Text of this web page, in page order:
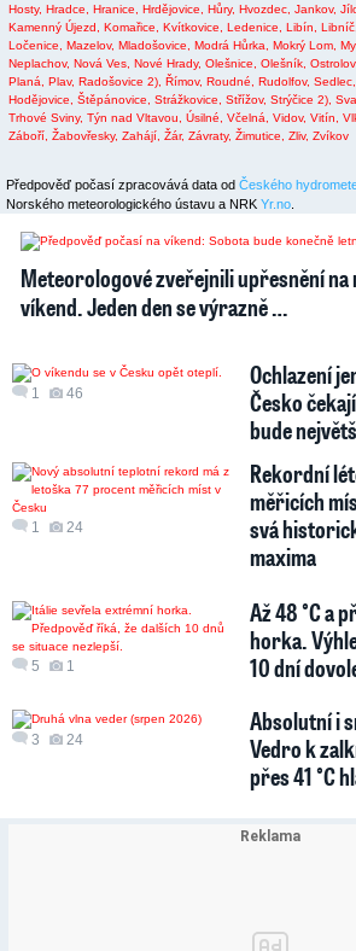
Hosty, Hradce, Hranice, Hrdějovice, Hůry, Hvozdec, Jankov,
Kamenný Újezd,
Komařice, Kvítkovice, Ledenice, Libín, Libníč,
Ločenice,
Mazelov, Mladošovice, Modrá Hůrka, Mokrý Lom,
Neplachov, Nová Ves, Nové Hrady, Olešnice, Olešník,
Planá,
Plav, Radošovice 2), Římov, Roudné, Rudolfov, Sedlec,
Hodějovice,
Štěpánovice, Strážkovice, Střížov, Strýčice 2),
Trhové Sviny, Týn nad Vltavou, Úsilné, Včelná, Vidov, Vitín,
Záboří, Žabovřesky, Zahájí, Žár, Závraty, Žimutice, Zliv, Zvíkov
Předpověď počasí zpracovává data od Českého
Norského meteorologického ústavu a NRK Yr.no
Meteorologové zveřejnili upřesnění na
víkend. Jeden den se výrazně …
1 46
Ochlazení
Česko
bude
1 24
Rekordní
měřicích
svá
maxima
5 1
Až 48 °C a
horka.
10 dní
3 24
Absolutní i
Vedro k
přes 41 °C